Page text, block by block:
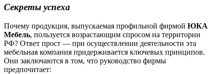
Секреты успеха
Почему продукция, выпускаемая профильной фирмой ЮКА
Мебель, пользуется возрастающим спросом на территории
РФ? Ответ прост — при осуществлении деятельности эта
мебельная компания придерживается ключевых принципов.
Они заключаются в том, что руководство фирмы
предпочитает: